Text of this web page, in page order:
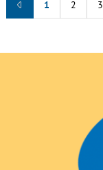
1 2 3